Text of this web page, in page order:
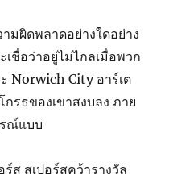
มผิดพลาดอย่างใดอย่าง
ชื่อว่าอยู่ไม่ไกลเมื่อพวก
Norwich City อาร์เต
กรธของเขาสงบลง ภาย
ณ์แบบ
ส สเปอร์สคว้ารางวัล